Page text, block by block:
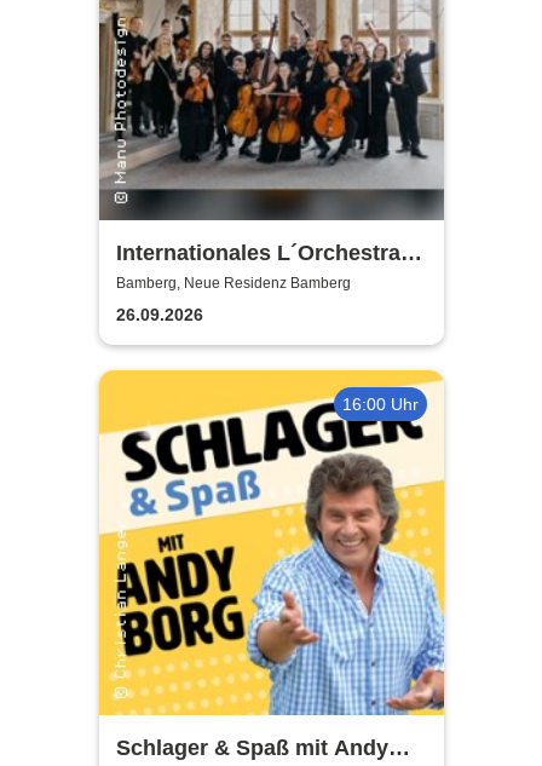
Internationales L´Orchestra I
Sedici
Bamberg, Neue Residenz Bamberg
26.09.2026
16:00 Uhr
Schlager & Spaß mit Andy